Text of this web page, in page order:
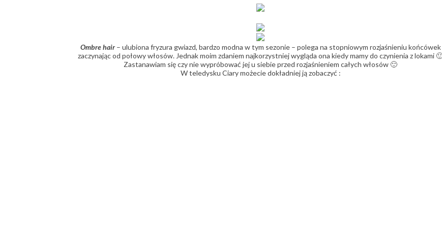
Ombre hair– ulubiona fryzura gwiazd, bardzo modna w tym sezonie – polega na stopniowym rozjaśnieniu końcówek
zaczynając od połowy włosów. Jednak moim zdaniem najkorzystniej wygląda ona kiedy mamy do czynienia z lokami
Zastanawiam się czy nie wypróbować jej u siebie przed rozjaśnieniem całych włosów 🙂
W teledysku Ciary możecie dokładniej ją zobaczyć :